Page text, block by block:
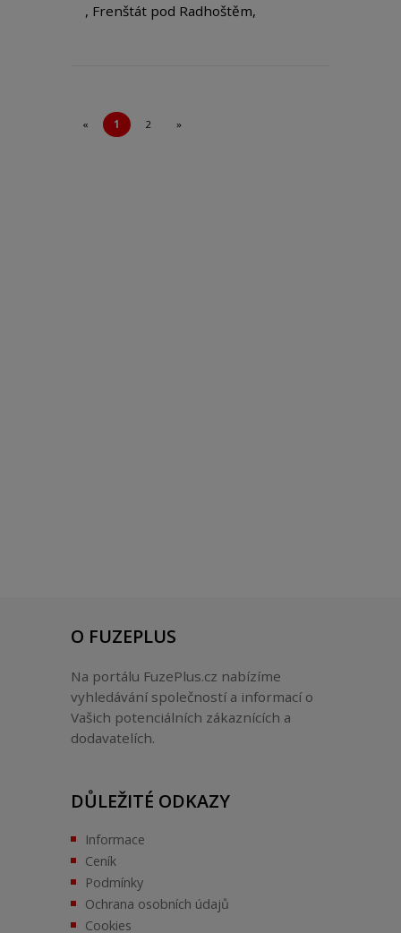
, Frenštát pod Radhoštěm,
« 1 2 »
O FUZEPLUS
Na portálu FuzePlus.cz nabízíme
vyhledávání společností a informací o
Vašich potenciálních zákaznících a
dodavatelích.
DŮLEŽITÉ ODKAZY
Informace
Ceník
Podmínky
Ochrana osobních údajů
Cookies